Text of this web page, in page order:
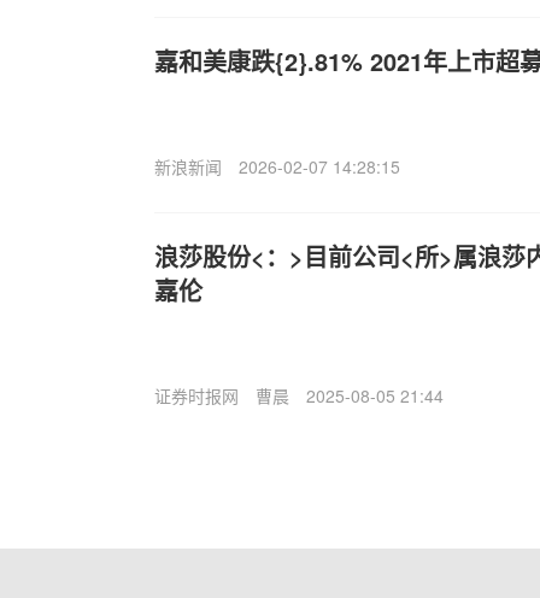
嘉和美康跌{2}.81% 2021年上市超
新浪新闻 2026-02-07 14:28:15
浪莎股份<：>目前公司<所>属浪莎
嘉伦
证券时报网 曹晨 2025-08-05 21:44